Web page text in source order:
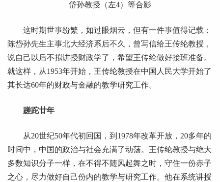
岱孙教授（左4）等合影
这时期世事纷繁，如过眼烟云，但有一件事值得记载：
陈岱孙先生主事北大经济系后不久，曾写信给王传纶教授，
说自己以后不拟讲授财政学了，希望王传纶做好接班准备。
就这样，从1953年开始，王传纶教授在中国人民大学开始了
其长达60年的财政与金融的教学研究工作。
蹉跎廿年
从20世纪50年代初回国，到1978年改革开放，20多年的
时间中，中国的政治与社会充满了动荡。王传纶教授与绝大
多数知识分子一样，在不得不随风起舞之时，守住一份赤子
之心，尽力做好自己份内的教学与研究工作。他在系统讲授